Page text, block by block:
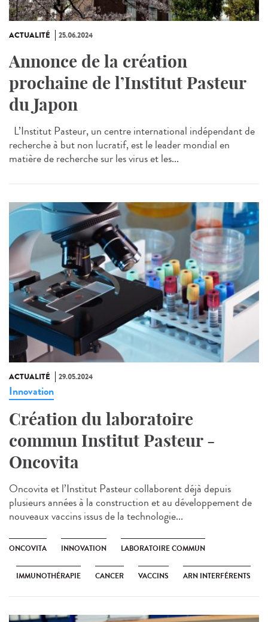
ACTUALITÉ 25.06.2024
Annonce de la création
prochaine de l’Institut Pasteur
du Japon
L’Institut Pasteur, un centre international indépendant de
recherche à but non lucratif, est le leader mondial en
matière de recherche sur les virus et les...
ACTUALITÉ 29.05.2024
Innovation
Création du laboratoire
commun Institut Pasteur -
Oncovita
Oncovita et l’Institut Pasteur collaborent déjà depuis
plusieurs années à la construction et au développement de
nouveaux vaccins issus de la technologie...
ONCOVITA INNOVATION LABORATOIRE COMMUN
IMMUNOTHÉRAPIE CANCER VACCINS ARN INTERFÉRENTS